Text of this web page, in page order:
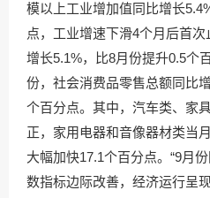
模以上工业增加值同比增长
点，工业增速下滑4个月后首
增长5.1%，比8月份提升0.5个
份，社会消费品零售总额同比
个百分点。其中，汽车类、家
正，家用电器和音像器材类当
大幅加快17.1个百分点。“9月
数指标边际改善，经济运行呈